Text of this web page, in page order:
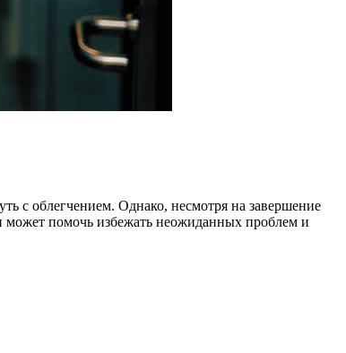
с облегчением. Однако, несмотря на завершение
может помочь избежать неожиданных проблем и